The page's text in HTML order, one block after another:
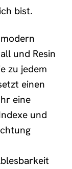
bist.
und Resin
zu jedem
einen
eine
und